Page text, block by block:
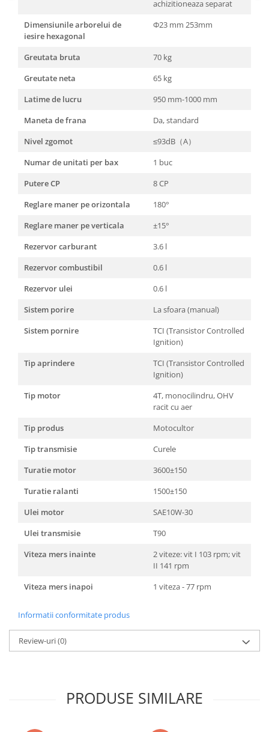
achizitioneaza separat
Dimensiunile arborelui de
iesire hexagonal
Φ23 mm 253mm
Greutata bruta
70 kg
Greutate neta
65 kg
Latime de lucru
950 mm-1000 mm
Maneta de frana
Da, standard
Nivel zgomot
≤93dB（A）
Numar de unitati per bax
1 buc
Putere CP
8 CP
Reglare maner pe orizontala
180°
Reglare maner pe verticala
±15°
Rezervor carburant
3.6 l
Rezervor combustibil
0.6 l
Rezervor ulei
0.6 l
Sistem porire
La sfoara (manual)
Sistem pornire
TCI (Transistor Controlled
Ignition)
Tip aprindere
TCI (Transistor Controlled
Ignition)
Tip motor
4T, monocilindru, OHV
racit cu aer
Tip produs
Motocultor
Tip transmisie
Curele
Turatie motor
3600±150
Turatie ralanti
1500±150
Ulei motor
SAE10W-30
Ulei transmisie
T90
Viteza mers inainte
2 viteze: vit I 103 rpm; vit
II 141 rpm
Viteza mers inapoi
1 viteza - 77 rpm
Informatii conformitate produs
Review-uri(0)
PRODUSE SIMILARE